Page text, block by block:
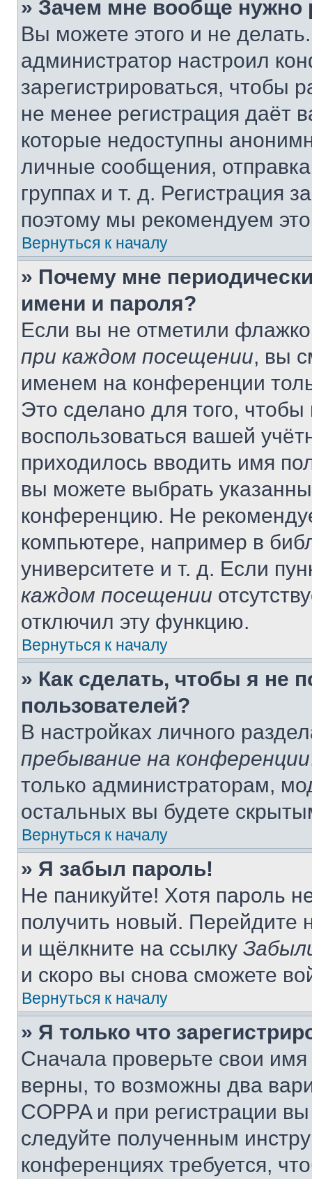
» Зачем мне вообще нужно
Вы можете этого и не
администратор настроил
зарегистрироваться, чтобы
не менее регистрация даёт
которые недоступны
личные сообщения,
группах и т. д. Регистрация
поэтому мы рекомендуем
Вернуться к началу
» Почему мне
имени и пароля?
Если вы не отметили
при каждом посещении, вы
именем на конференции
Это сделано для того, чтобы
воспользоваться вашей
приходилось вводить имя
вы можете выбрать
конференцию. Не
компьютере, например в
университете и т. д. Если
каждом посещении
отключил эту функцию.
Вернуться к началу
» Как сделать, чтобы я не
пользователей?
В настройках личного
пребывание на конференции
только администраторам,
остальных вы будете
Вернуться к началу
» Я забыл пароль!
Не паникуйте! Хотя пароль
получить новый. Перейдите
и щёлкните на ссылку
и скоро вы снова сможете
Вернуться к началу
» Я только что
Сначала проверьте свои
верны, то возможны два
COPPA и при регистрации
следуйте полученным
конференциях требуется,